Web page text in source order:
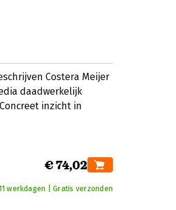
Costera Meijer
daadwerkelijk
inzicht in
€ 74,02
werkdagen | Gratis verzonden